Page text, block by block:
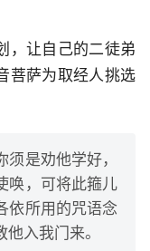
，让自己的二徒弟
菩萨为取经人挑选
是劝他学好，
唤，可将此箍儿
依所用的咒语念
入我门来。